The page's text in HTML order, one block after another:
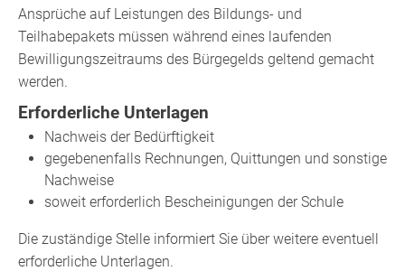
Ansprüche auf Leistungen des Bildungs- und
Teilhabepakets müssen während eines laufenden
Bewilligungszeitraums des Bürgegelds geltend gemacht
werden.
Erforderliche Unterlagen
Nachweis der Bedürftigkeit
gegebenenfalls Rechnungen, Quittungen und sonstige
Nachweise
soweit erforderlich Bescheinigungen der Schule
Die zuständige Stelle informiert Sie über weitere eventuell
erforderliche Unterlagen.